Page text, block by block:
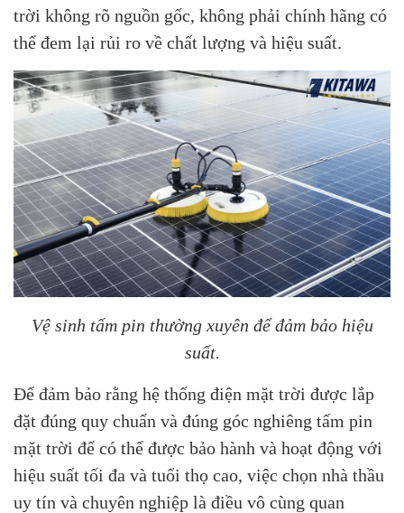
trời không rõ nguồn gốc, không phải chính hãng có
thể đem lại rủi ro về chất lượng và hiệu suất.
Vệ sinh tấm pin thường xuyên để đảm bảo hiệu
suất.
Để đảm bảo rằng hệ thống điện mặt trời được lắp
đặt đúng quy chuẩn và đúng góc nghiêng tấm pin
mặt trời để có thể được bảo hành và hoạt động với
hiệu suất tối đa và tuổi thọ cao, việc chọn nhà thầu
uy tín và chuyên nghiệp là điều vô cùng quan